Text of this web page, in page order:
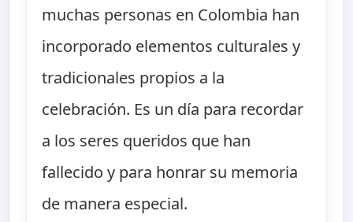
muchas personas en Colombia han
incorporado elementos culturales y
tradicionales propios a la
celebración. Es un día para recordar
a los seres queridos que han
fallecido y para honrar su memoria
de manera especial.